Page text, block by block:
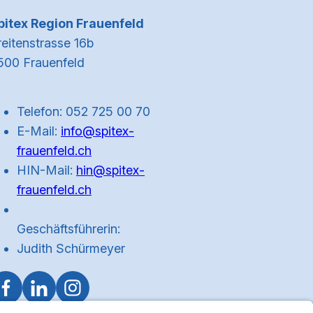
Region Frauenfeld
16b
Frauenfeld
Telefon: 052 725 00 70
E-Mail: info@spitex-
frauenfeld.ch
HIN-Mail: hin@spitex-
frauenfeld.ch
Geschäftsführerin:
Judith Schürmeyer